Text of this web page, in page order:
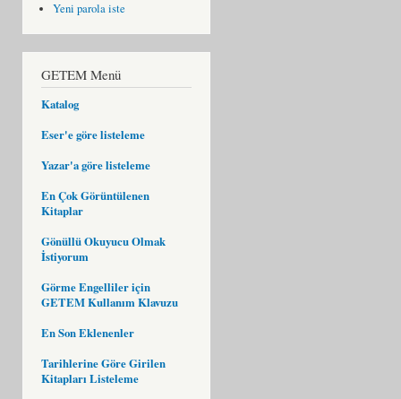
Yeni parola iste
GETEM Menü
Katalog
Eser'e göre listeleme
Yazar'a göre listeleme
En Çok Görüntülenen
Kitaplar
Gönüllü Okuyucu Olmak
İstiyorum
Görme Engelliler için
GETEM Kullanım Klavuzu
En Son Eklenenler
Tarihlerine Göre Girilen
Kitapları Listeleme